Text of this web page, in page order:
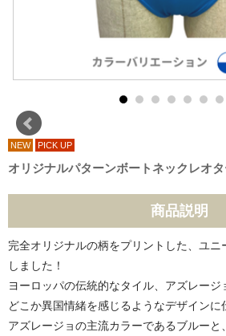
NEW PICK UP
オリジナルパターンボートネックレオ
商品説明
完全オリジナルの柄をプリントした、ユ
しました！
ヨーロッパの伝統的なタイル、アズレージ
どこか異国情緒を感じるようなデザインに
アズレージョの主流カラーであるブルーと